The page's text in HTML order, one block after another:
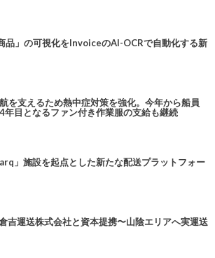
品」の可視化をInvoiceのAI-OCRで自動化する新
を支えるため熱中症対策を強化。今年から船員
年目となるファン付き作業服の支給も継続
」施設を起点とした新たな配送プラットフォー
運送株式会社と資本提携〜山陰エリアへ実運送